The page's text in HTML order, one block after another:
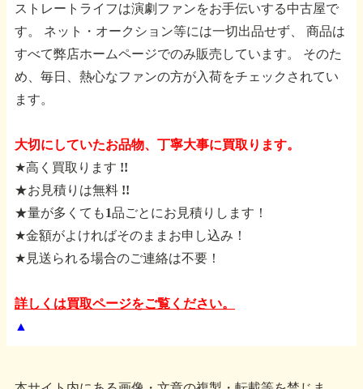
ストレートライフは演劇ファンをお手伝いする中古屋で
す。
ネット・オークション等には一切出品せず、
商品は
すべて弊店ホームページでのみ販売しています。
そのた
め、毎日、熱心なファンの方が入荷をチェックされてい
ます。
大切にしていたお品物、丁寧大事に買取ります。
★高く買取ります !!
★お見積りは無料 !!
★量が多くても1品ごとにお見積りします！
★金額がよければそのままお申し込み！
★見送られる場合のご連絡は不要！
詳しくは買取ページをご覧ください。
▲